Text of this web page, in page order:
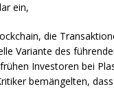
ein,
die
Variante des
Investoren bei
bemängelten,